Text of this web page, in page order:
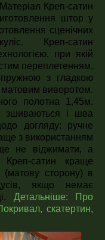
Креп-сатин
штор у
сценічних
Креп-сатин
при якій
переплетенням,
пружною з гладкою
виворотом.
полотна 1,45м.
зшиваються і шва
догляду: ручне
з використанням
не віджимати, а
Креп-сатин краще
(матову сторону) в
якщо немає
Детальніше:
Про
скатертин,